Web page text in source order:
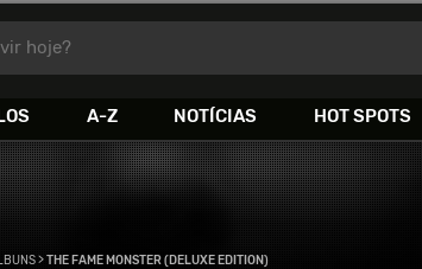
A-Z NOTÍCIAS HOT SPOTS
hoje?
>THE FAME MONSTER (DELUXE EDITION)